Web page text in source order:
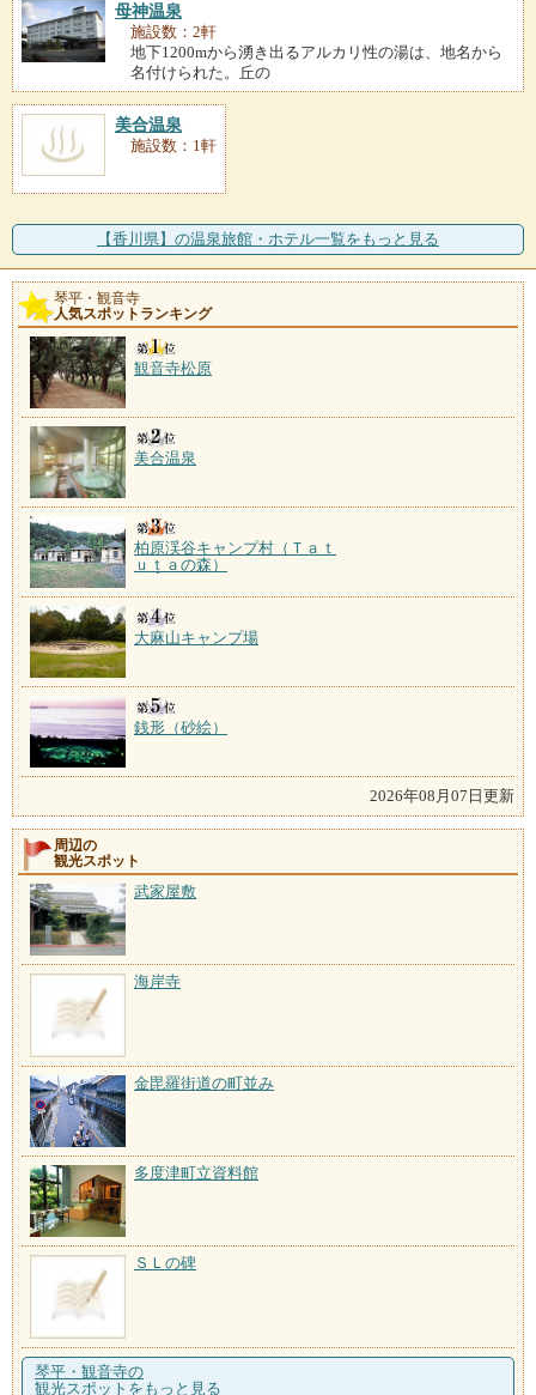
母神温泉
施設数：2軒
地下1200mから湧き出るアルカリ性の湯は、地名から
名付けられた。丘の
美合温泉
施設数：1軒
【香川県】の温泉旅館・ホテル一覧をもっと見る
琴平・観音寺
人気スポットランキング
観音寺松原
美合温泉
柏原渓谷キャンプ村（Ｔａｔ
ｕｔａの森）
大麻山キャンプ場
銭形（砂絵）
2026年08月07日更新
周辺の
観光スポット
武家屋敷
海岸寺
金毘羅街道の町並み
多度津町立資料館
ＳＬの碑
琴平・観音寺の
観光スポットをもっと見る